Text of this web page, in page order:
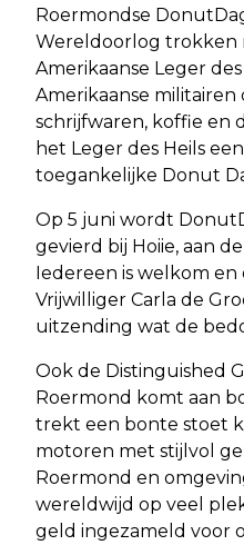
Roermondse
Wereldoorlog trokken
Amerikaanse Leger
Amerikaanse
schrijfwaren, koffie en
het Leger des Heils
toegankelijke Donut
Op 5 juni wordt
gevierd bij Hoiie, aan
Iedereen is welkom
Vrijwilliger Carla de
uitzending wat de
Ook de Distinguished
Roermond komt aan
trekt een bonte stoet
motoren met stijlvol
Roermond en
wereldwijd op veel
geld ingezameld voor